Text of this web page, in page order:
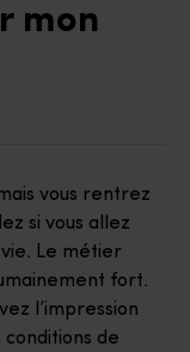
mon
vous rentrez
si vous allez
Le métier
fort.
l’impression
conditions de